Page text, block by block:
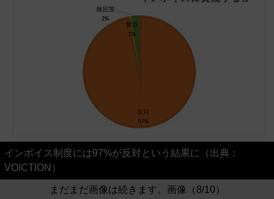
インボイス制度には97%が反対という結果に（出典：
VOICTION）
まだまだ画像は続きます。画像（8/10）